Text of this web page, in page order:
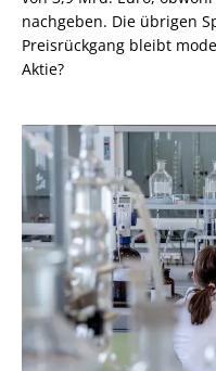
nachgeben. Die übrigen
Preisrückgang bleibt
Aktie?